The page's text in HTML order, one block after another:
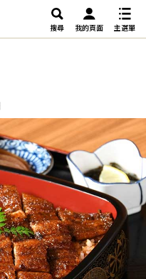
搜尋 我的頁面 主選單